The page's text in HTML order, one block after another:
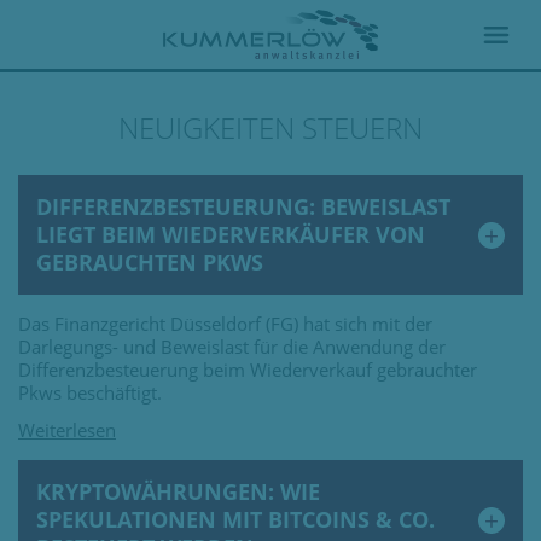
NEUIGKEITEN STEUERN
DIFFERENZBESTEUERUNG: BEWEISLAST
LIEGT BEIM WIEDERVERKÄUFER VON
GEBRAUCHTEN PKWS
Das Finanzgericht Düsseldorf (FG) hat sich mit der
Darlegungs- und Beweislast für die Anwendung der
Differenzbesteuerung beim Wiederverkauf gebrauchter
Pkws beschäftigt.
KRYPTOWÄHRUNGEN: WIE
SPEKULATIONEN MIT BITCOINS & CO.